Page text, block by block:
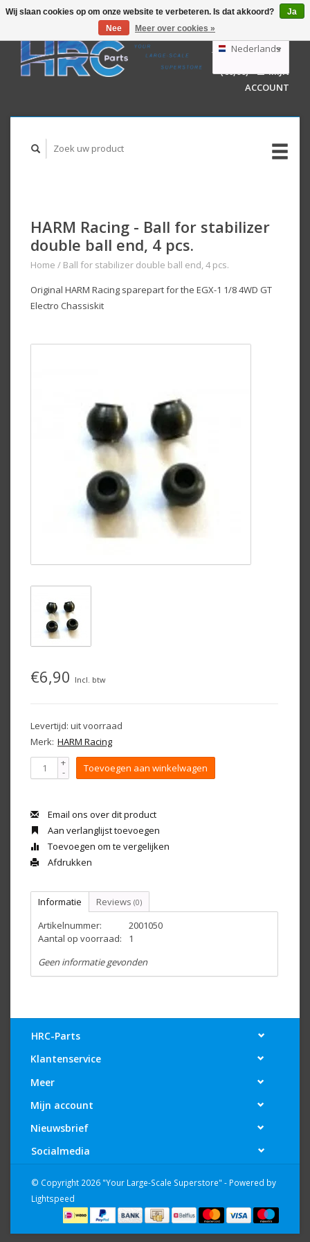
GBP
AUD
Nederlands
Deutsch
English
WINKELWAGEN
(€0,00)
MIJN
ACCOUNT
HARM Racing - Ball for stabilizer
double ball end, 4 pcs.
Home / Ball for stabilizer double ball end, 4 pcs.
Original HARM Racing sparepart for the EGX-1 1/8 4WD GT
Electro Chassiskit
€6,90 Incl. btw
Levertijd: uit voorraad
Merk: HARM Racing
+
- Toevoegen aan winkelwagen
Email ons over dit product
Aan verlanglijst toevoegen
Toevoegen om te vergelijken
Afdrukken
Informatie Reviews (0)
Artikelnummer:
2001050
Aantal op voorraad:
1
Geen informatie gevonden
HRC-Parts
Klantenservice
Meer
Mijn account
Nieuwsbrief
Socialmedia
© Copyright 2026 "Your Large-Scale Superstore" - Powered by
Lightspeed
Wij slaan cookies op om onze website te verbeteren. Is dat akkoord?
Ja
Nee
Meer over cookies »